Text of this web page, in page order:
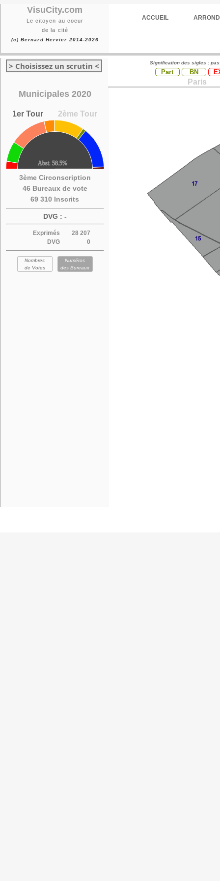
VisuCity.com
Le citoyen au coeur
de la cité
(c) Bernard Hervier 2014-2026
ACCUEIL
> Choisissez un scrutin <
Municipales 2020
1er Tour 2ème Tour
3ème Circonscription
46 Bureaux de vote
69 310 Inscrits
DVG : -
Exprimés
28 207
DVG
0
Nombres
de Votes
Numéros
des Bureaux
Signification des sigles :
Part BN
Paris